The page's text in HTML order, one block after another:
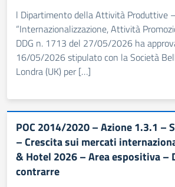
l Dipartimento della Attività Produttive
“Internazionalizzazione, Attività
DDG n. 1713 del 27/05/2026 ha
16/05/2026 stipulato con la Società
Londra (UK) per […]
POC 2014/2020 – Azione 1.3.1 –
– Crescita sui mercati
& Hotel 2026 – Area espositiva –
contrarre